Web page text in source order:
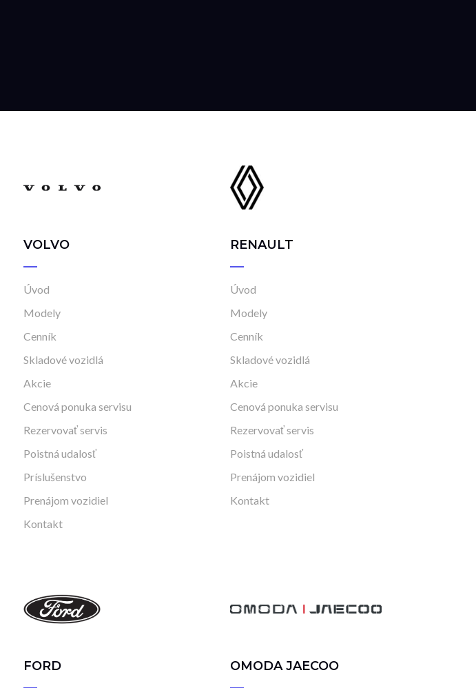
VOLVO
Úvod
Modely
Cenník
Skladové vozidlá
Akcie
Cenová ponuka servisu
Rezervovať servis
Poistná udalosť
Príslušenstvo
Prenájom vozidiel
Kontakt
RENAULT
Úvod
Modely
Cenník
Skladové vozidlá
Akcie
Cenová ponuka servisu
Rezervovať servis
Poistná udalosť
Prenájom vozidiel
Kontakt
FORD OMODA JAECOO